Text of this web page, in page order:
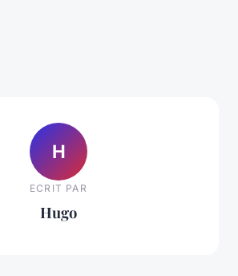
H
ECRIT PAR
Hugo